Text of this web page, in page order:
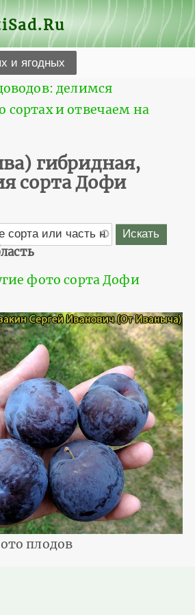
и ягодных
делимся
и отвечаем на
гибридная,
сорта Дофи
фото сорта Дофи
плодов